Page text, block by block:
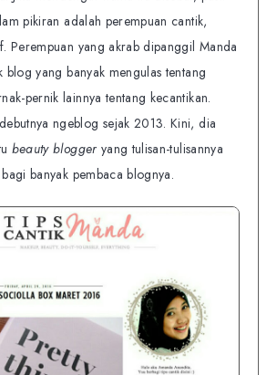
pikiran adalah perempuan cantik,
Perempuan yang akrab dipanggil Manda
yang banyak mengulas tentang
pernik lainnya tentang kecantikan.
ngeblog sejak 2013. Kini, dia
beauty blogger yang tulisan-tulisannya
banyak pembaca blognya.